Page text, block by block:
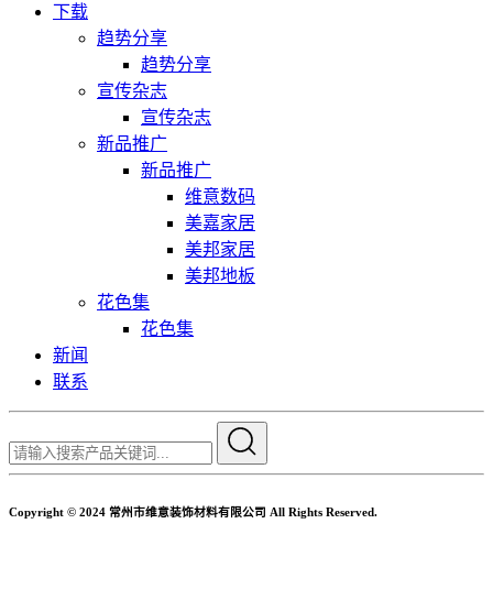
下载
趋势分享
趋势分享
宣传杂志
宣传杂志
新品推广
新品推广
维意数码
美嘉家居
美邦家居
美邦地板
花色集
花色集
新闻
联系
Copyright © 2024 常州市维意装饰材料有限公司 All Rights Reserved.